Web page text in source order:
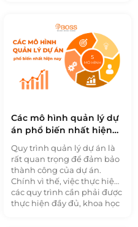
trình sản xuất cũng diễn ra
suôn sẻ. Trong bài viết này,
chúng ta sẽ cùng tìm hiểu
về những khó khăn thường
gặp trong quá trình sản
xuất mà các doanh nghiệp
Các mô hình quản lý dự
án phổ biến nhất hiện
nay
Quy trình quản lý dự án là
rất quan trọng để đảm bảo
thành công của dự án.
Chính vì thế, việc thực hiện
các quy trình cần phải được
thực hiện đầy đủ, khoa học